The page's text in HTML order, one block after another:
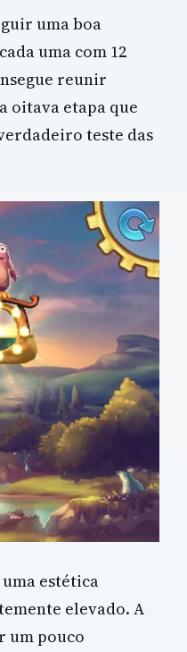
uma boa
uma com 12
reunir
oitava etapa que
teste das
estética
elevado. A
um pouco